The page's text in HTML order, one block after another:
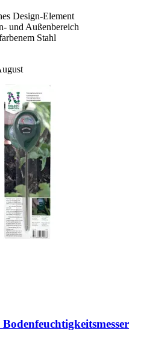
Design-Element
und Außenbereich
Stahl
Bodenfeuchtigkeitsmesser